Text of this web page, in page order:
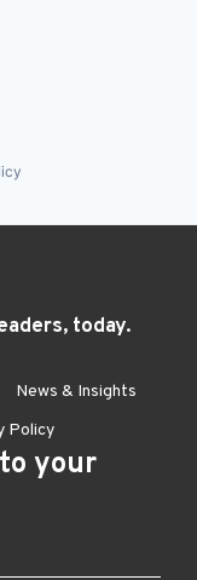
today.
News & Insights
Policy
your